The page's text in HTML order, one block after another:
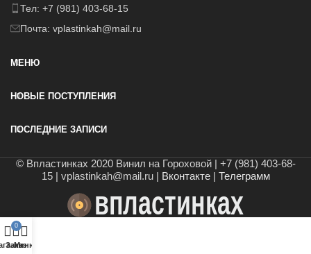
Тел: +7 (981) 403-68-15
Почта: vplastinkah@mail.ru
МЕНЮ
НОВЫЕ ПОСТУПЛЕНИЯ
ПОСЛЕДНИЕ ЗАПИСИ
© Впластинках 2020 Винил на Гороховой | +7 (981) 403-68-
15 | vplastinkah@mail.ru | Вконтакте| Телеграмм
0
Заказ
Меню